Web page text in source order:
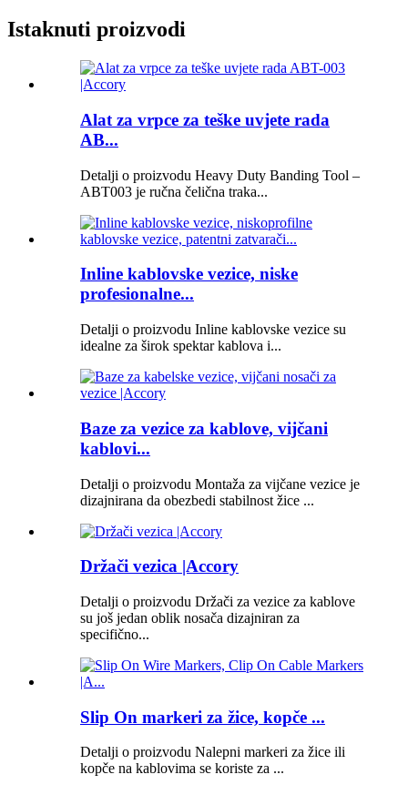
Istaknuti proizvodi
Alat za vrpce za teške uvjete rada
AB...
Detalji o proizvodu Heavy Duty Banding Tool –
ABT003 je ručna čelična traka...
Inline kablovske vezice, niske
profesionalne...
Detalji o proizvodu Inline kablovske vezice su
idealne za širok spektar kablova i...
Baze za vezice za kablove, vijčani
kablovi...
Detalji o proizvodu Montaža za vijčane vezice je
dizajnirana da obezbedi stabilnost žice ...
Držači vezica |Accory
Detalji o proizvodu Držači za vezice za kablove
su još jedan oblik nosača dizajniran za
specifično...
Slip On markeri za žice, kopče ...
Detalji o proizvodu Nalepni markeri za žice ili
kopče na kablovima se koriste za ...